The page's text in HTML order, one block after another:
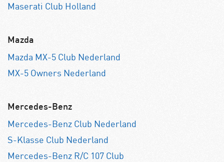
Maserati Club Holland
Mazda
Mazda MX-5 Club Nederland
MX-5 Owners Nederland
Mercedes-Benz
Mercedes-Benz Club Nederland
S-Klasse Club Nederland
Mercedes-Benz R/C 107 Club